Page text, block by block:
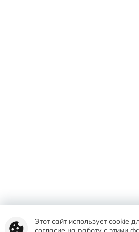
Этот сайт использует cookie